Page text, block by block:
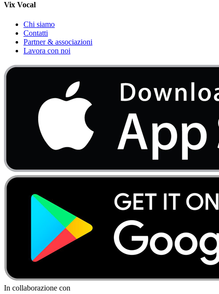
Vix Vocal
Chi siamo
Contatti
Partner & associazioni
Lavora con noi
In collaborazione con